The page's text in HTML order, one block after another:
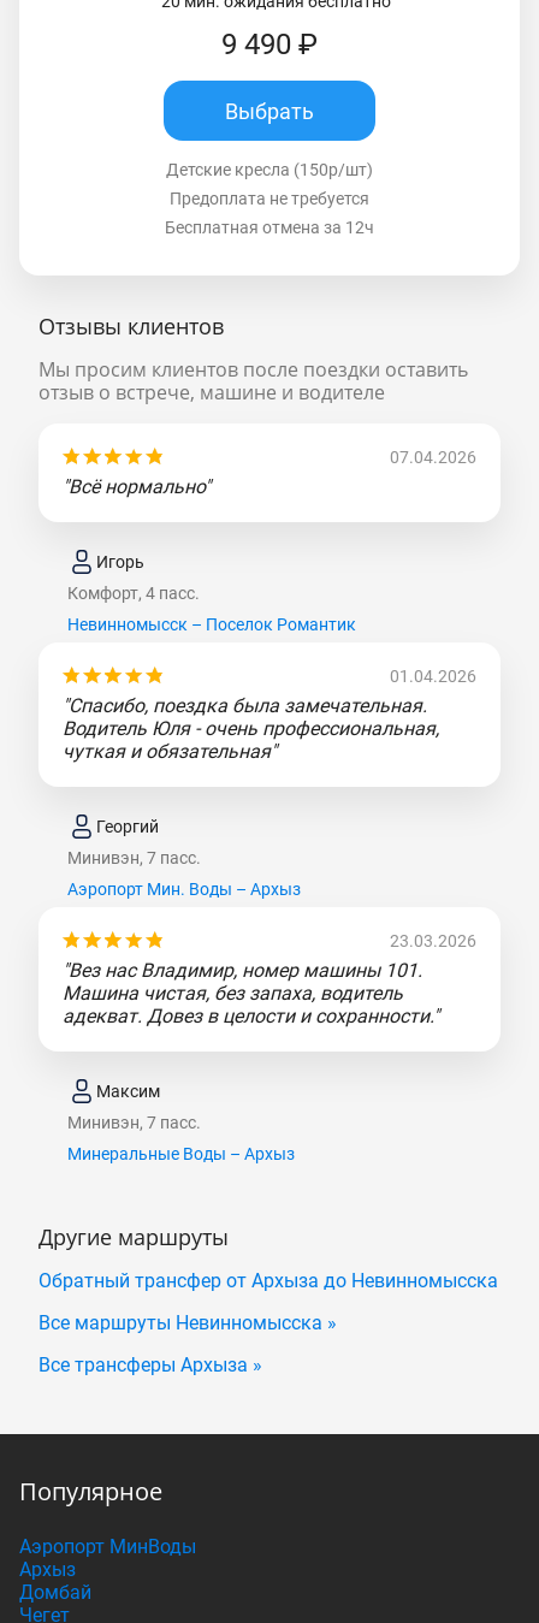
9 490 ₽
Выбрать
Детские кресла (150р/шт)
Предоплата не требуется
Бесплатная отмена за 12ч
Отзывы клиентов
Мы просим клиентов после поездки оставить
отзыв о встрече, машине и водителе
07.04.2026
"Всё нормально"
Игорь
Комфорт, 4 пасс.
Невинномысск – Поселок Романтик
01.04.2026
"Спасибо, поездка была замечательная.
Водитель Юля - очень профессиональная,
чуткая и обязательная"
Георгий
Минивэн, 7 пасс.
Аэропорт Мин. Воды – Архыз
23.03.2026
"Вез нас Владимир, номер машины 101.
Машина чистая, без запаха, водитель
адекват. Довез в целости и сохранности."
Максим
Минивэн, 7 пасс.
Минеральные Воды – Архыз
Другие маршруты
Обратный трансфер от Архыза до Невинномысска
Все маршруты Невинномысска »
Все трансферы Архыза »
Популярное
Аэропорт МинВоды
Архыз
Домбай
Чегет